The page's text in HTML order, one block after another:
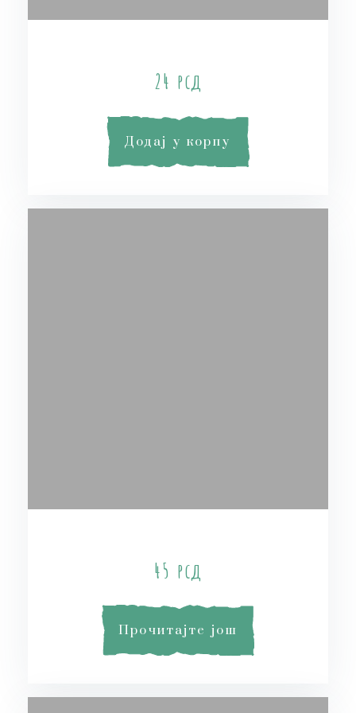
24 рсд
Додај у корпу
45 рсд
Прочитајте још